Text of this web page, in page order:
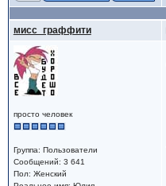
мисс_граффити
просто человек
Группа: Пользователи
Сообщений: 3 641
Пол: Женский